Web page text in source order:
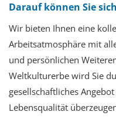
Darauf können Sie
Wir bieten Ihnen eine
Arbeitsatmosphäre mit
und persönlichen
Weltkulturerbe wird Sie
gesellschaftliches
Lebensqualität